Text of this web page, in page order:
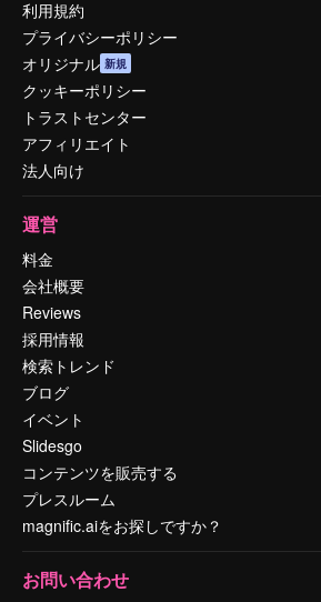
利用規約
プライバシーポリシー
オリジナル 新規
クッキーポリシー
トラストセンター
アフィリエイト
法人向け
運営
料金
会社概要
Reviews
採用情報
検索トレンド
ブログ
イベント
Slidesgo
コンテンツを販売する
プレスルーム
magnific.aiをお探しですか？
お問い合わせ